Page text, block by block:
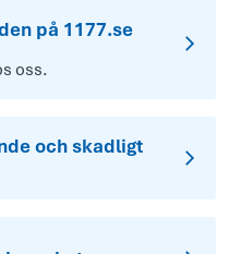
på 1177.se
oss.
och skadligt